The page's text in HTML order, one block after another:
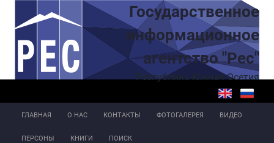
Перейти к основному содержаниюГосударственное
информационное
агентство "Рес"
Республика Южная Осетия
ГЛАВНАЯ О НАС КОНТАКТЫ ФОТОГАЛЕРЕЯ ВИДЕО
ПЕРСОНЫ КНИГИ ПОИСК